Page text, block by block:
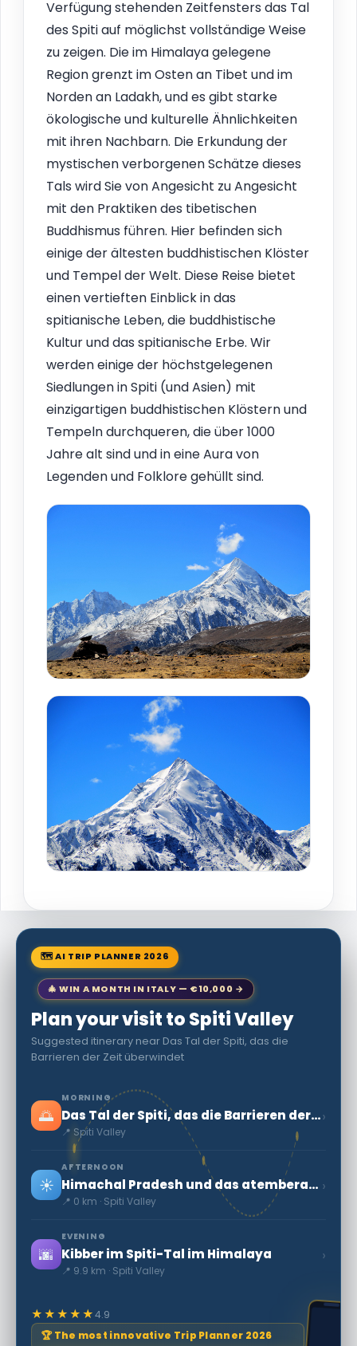
Verfügung stehenden Zeitfensters das Tal
des Spiti auf möglichst vollständige Weise
zu zeigen. Die im Himalaya gelegene
Region grenzt im Osten an Tibet und im
Norden an Ladakh, und es gibt starke
ökologische und kulturelle Ähnlichkeiten
mit ihren Nachbarn. Die Erkundung der
mystischen verborgenen Schätze dieses
Tals wird Sie von Angesicht zu Angesicht
mit den Praktiken des tibetischen
Buddhismus führen. Hier befinden sich
einige der ältesten buddhistischen Klöster
und Tempel der Welt. Diese Reise bietet
einen vertieften Einblick in das
spitianische Leben, die buddhistische
Kultur und das spitianische Erbe. Wir
werden einige der höchstgelegenen
Siedlungen in Spiti (und Asien) mit
einzigartigen buddhistischen Klöstern und
Tempeln durchqueren, die über 1000
Jahre alt sind und in eine Aura von
Legenden und Folklore gehüllt sind.
🗺 AI TRIP PLANNER 2026
🎄 WIN A MONTH IN ITALY — €10,000 →
Plan your visit to Spiti Valley
Suggested itinerary near Das Tal der Spiti, das die
Barrieren der Zeit überwindet
🌅
MORNING
Das Tal der Spiti, das die Barrieren der Zeit überwindet
📍 Spiti Valley
›
☀️
AFTERNOON
Himachal Pradesh und das atemberaubende Spiti-Tal
📍 0 km · Spiti Valley
›
🌆
EVENING
Kibber im Spiti-Tal im Himalaya
📍 9.9 km · Spiti Valley
›
★★★★★4.9
🏆 The most innovative Trip Planner 2026